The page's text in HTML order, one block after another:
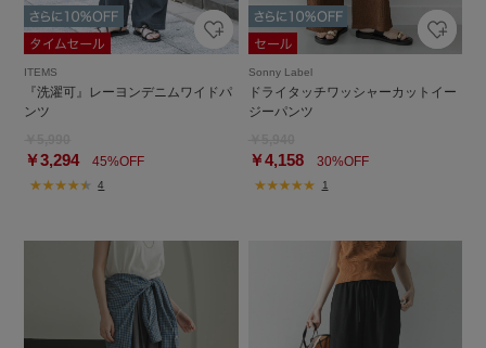
ITEMS
『洗濯可』レーヨンデニムワイドパ
ンツ
￥3,29445%OFF
4
Sonny Label
ドライタッチワッシャーカットイー
ジーパンツ
￥4,15830%OFF
1